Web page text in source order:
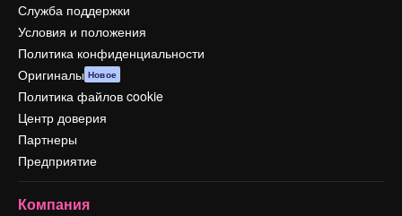
Служба поддержки
Условия и положения
Политика конфиденциальности
Оригиналы Новое
Политика файлов cookie
Центр доверия
Партнеры
Предприятие
Компания